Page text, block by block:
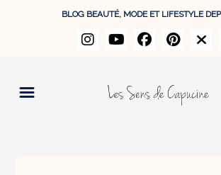
BLOG BEAUTÉ, MODE ET LIFESTYLE